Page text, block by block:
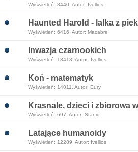
Wyświetleń: 8440, Autor: Ivellios
Haunted Harold - lalka z
Wyświetleń: 6416, Autor: Macabre
Inwazja czarnookich
Wyświetleń: 13413, Autor: Ivellios
Koń - matematyk
Wyświetleń: 14011, Autor: Eury
Krasnale, dzieci i zbiorowa
Wyświetleń: 697, Autor: Staniq
Latające humanoidy
Wyświetleń: 12289, Autor: Ivellios